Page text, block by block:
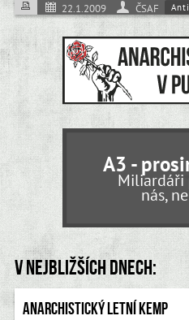
22.1.2009 ČSAF
A3 -
nás,
V nejbližších dnech:
Anarchistický letní kemp